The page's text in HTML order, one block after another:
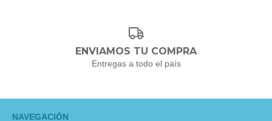
ENVIAMOS TU COMPRA
Entregas a todo el país
NAVEGACIÓN